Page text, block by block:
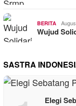
BERITA
Wujud
SASTRA
Elegi